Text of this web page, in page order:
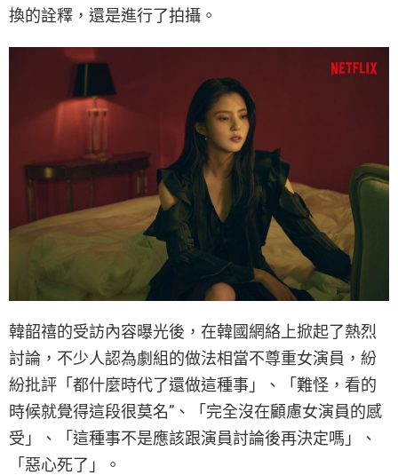
換的詮釋，還是進行了拍攝。
韓韶禧的受訪內容曝光後，在韓國網絡上掀起了熱烈
討論，不少人認為劇組的做法相當不尊重女演員，紛
紛批評「都什麼時代了還做這種事」、「難怪，看的
時候就覺得這段很莫名”、「完全沒在顧慮女演員的感
受」、「這種事不是應該跟演員討論後再決定嗎」、
「惡心死了」。